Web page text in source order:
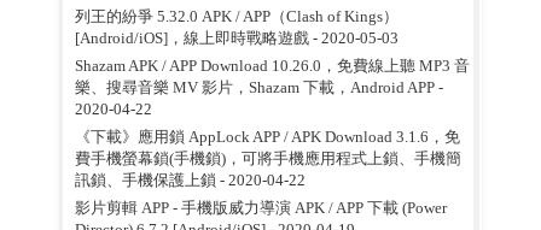
列王的紛爭 5.32.0 APK / APP（Clash of Kings）
[Android/iOS]，線上即時戰略遊戲- 2020-05-03
Shazam APK / APP Download 10.26.0，免費線上聽 MP3 音
樂、搜尋音樂 MV 影片，Shazam 下載，Android APP-
2020-04-22
《下載》應用鎖 AppLock APP / APK Download 3.1.6，免
費手機螢幕鎖(手機鎖)，可將手機應用程式上鎖、手機簡
訊鎖、手機保護上鎖 - 2020-04-22
影片剪輯 APP - 手機版威力導演 APK / APP 下載 (Power